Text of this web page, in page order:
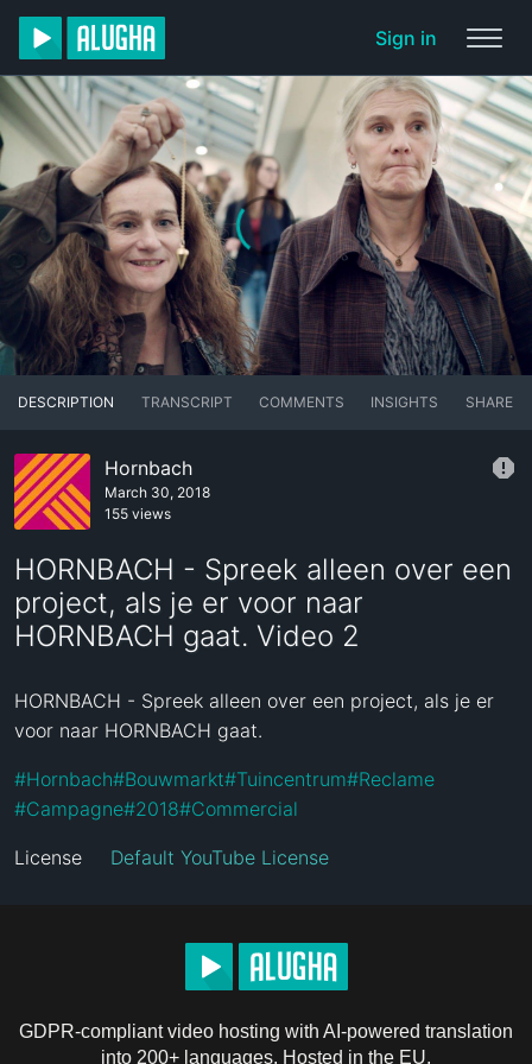
Sign in
DESCRIPTION TRANSCRIPT COMMENTS INSIGHTS SHARE
Hornbach
March 30, 2018
155 views
HORNBACH - Spreek alleen over een
project, als je er voor naar
HORNBACH gaat. Video 2
HORNBACH - Spreek alleen over een project, als je er
voor naar HORNBACH gaat.
#Hornbach#Bouwmarkt#Tuincentrum#Reclame
#Campagne#2018#Commercial
License Default YouTube License
GDPR-compliant video hosting with AI-powered translation
into 200+ languages. Hosted in the EU.